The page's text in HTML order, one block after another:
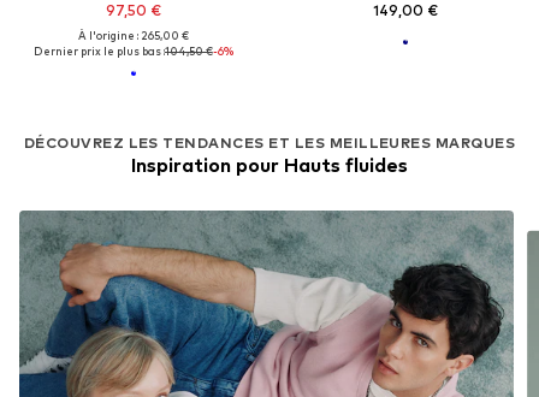
97,50 €
À l'origine : 265,00 €
Dernier prix le plus bas :104,50 €-6%
149,00 €
DÉCOUVREZ LES TENDANCES ET LES MEILLEURES MARQUES
Inspiration pour Hauts fluides